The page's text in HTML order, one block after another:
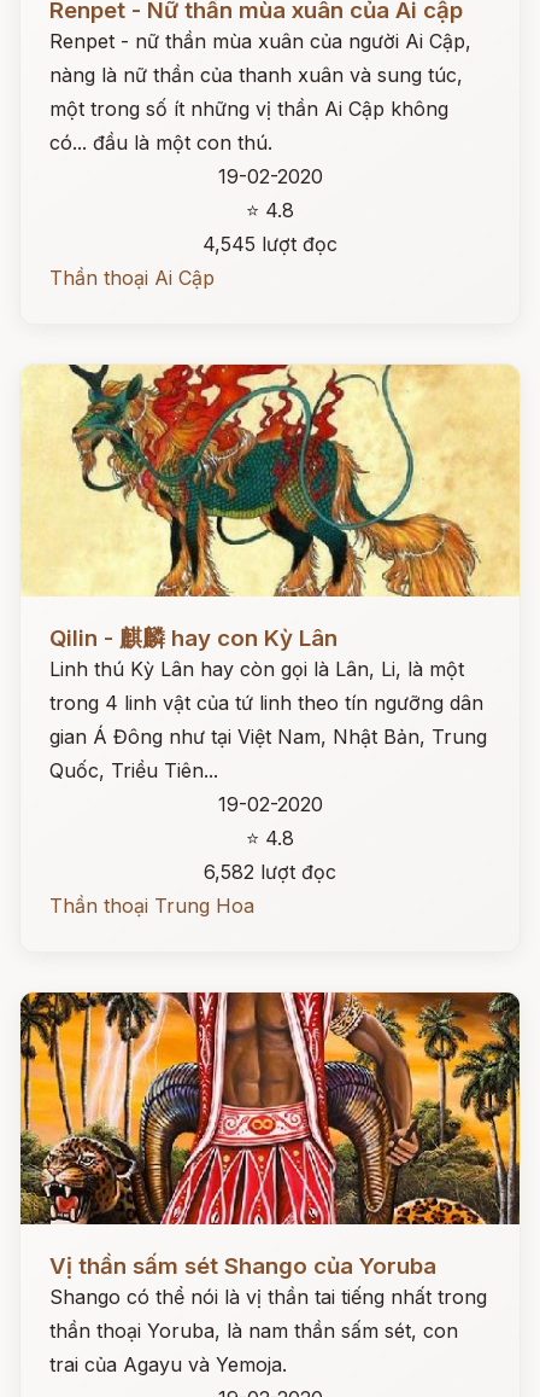
Renpet - Nữ thần mùa xuân của Ai cập
Renpet - nữ thần mùa xuân của người Ai Cập,
nàng là nữ thần của thanh xuân và sung túc,
một trong số ít những vị thần Ai Cập không
có... đầu là một con thú.
19-02-2020
⭐ 4.8
4,545 lượt đọc
Thần thoại Ai Cập
Qilin - 麒麟 hay con Kỳ Lân
Linh thú Kỳ Lân hay còn gọi là Lân, Li, là một
trong 4 linh vật của tứ linh theo tín ngưỡng dân
gian Á Đông như tại Việt Nam, Nhật Bản, Trung
Quốc, Triều Tiên...
19-02-2020
⭐ 4.8
6,582 lượt đọc
Thần thoại Trung Hoa
Đọc ngay
Vị thần sấm sét Shango của Yoruba
Shango có thể nói là vị thần tai tiếng nhất trong
thần thoại Yoruba, là nam thần sấm sét, con
trai của Agayu và Yemoja.